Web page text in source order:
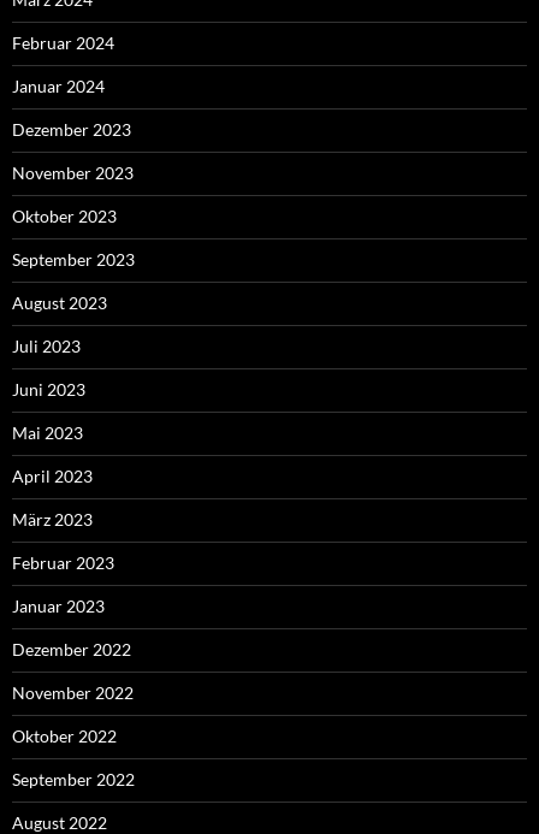
Februar 2024
Januar 2024
Dezember 2023
November 2023
Oktober 2023
September 2023
August 2023
Juli 2023
Juni 2023
Mai 2023
April 2023
März 2023
Februar 2023
Januar 2023
Dezember 2022
November 2022
Oktober 2022
September 2022
August 2022